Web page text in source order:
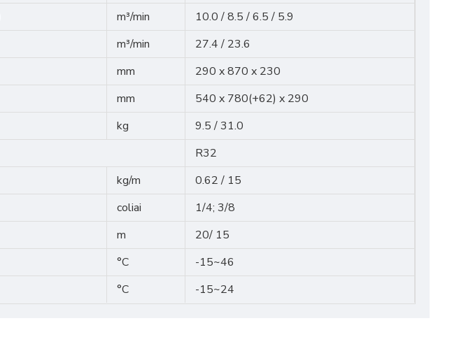
m³/min
10.0 / 8.5 / 6.5 / 5.9
m³/min 27.4 / 23.6
mm
290 x 870 x 230
mm
540 x 780(+62) x 290
kg
9.5 / 31.0
R32
kg/m
0.62 / 15
coliai
1/4; 3/8
m 20/ 15
°C
-15~46
°C -15~24